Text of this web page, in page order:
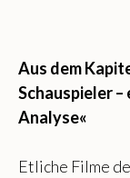
Aus dem
Schauspieler –
Analyse«
Etliche Filme